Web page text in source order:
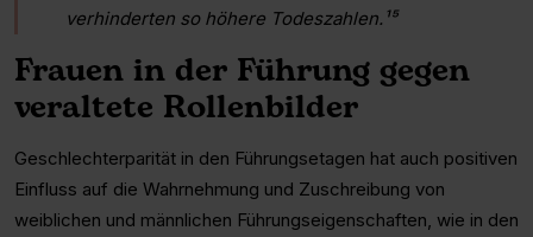
verhinderten so höhere Todeszahlen.¹⁵
Frauen in der Führung gegen
veraltete Rollenbilder
Geschlechterparität in den Führungsetagen hat auch positiven
Einfluss auf die Wahrnehmung und Zuschreibung von
weiblichen und männlichen Führungseigenschaften, wie in den